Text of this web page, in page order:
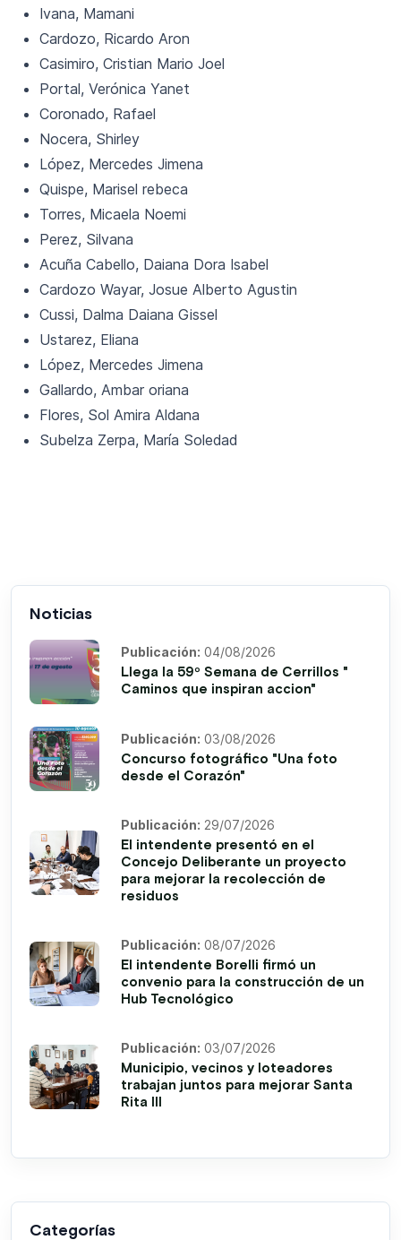
Ivana, Mamani
Cardozo, Ricardo Aron
Casimiro, Cristian Mario Joel
Portal, Verónica Yanet
Coronado, Rafael
Nocera, Shirley
López, Mercedes Jimena
Quispe, Marisel rebeca
Torres, Micaela Noemi
Perez, Silvana
Acuña Cabello, Daiana Dora Isabel
Cardozo Wayar, Josue Alberto Agustin
Cussi, Dalma Daiana Gissel
Ustarez, Eliana
López, Mercedes Jimena
Gallardo, Ambar oriana
Flores, Sol Amira Aldana
Subelza Zerpa, María Soledad
Noticias
Publicación: 04/08/2026
Llega la 59º Semana de Cerrillos "
Caminos que inspiran accion"
Publicación: 03/08/2026
Concurso fotográfico "Una foto
desde el Corazón"
Publicación: 29/07/2026
El intendente presentó en el
Concejo Deliberante un proyecto
para mejorar la recolección de
residuos
Publicación: 08/07/2026
El intendente Borelli firmó un
convenio para la construcción de un
Hub Tecnológico
Publicación: 03/07/2026
Municipio, vecinos y loteadores
trabajan juntos para mejorar Santa
Rita III
Categorías